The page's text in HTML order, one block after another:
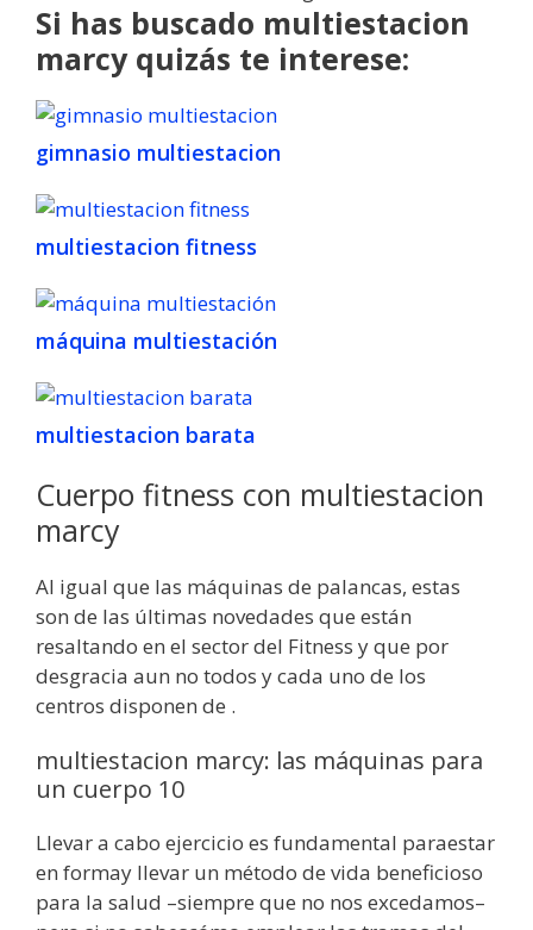
Si has buscado multiestacion
marcy quizás te interese:
gimnasio multiestacion
multiestacion fitness
máquina multiestación
multiestacion barata
Cuerpo fitness con multiestacion
marcy
Al igual que las máquinas de palancas, estas
son de las últimas novedades que están
resaltando en el sector del Fitness y que por
desgracia aun no todos y cada uno de los
centros disponen de .
multiestacion marcy: las máquinas para
un cuerpo 10
Llevar a cabo ejercicio es fundamental paraestar
en formay llevar un método de vida beneficioso
para la salud –siempre que no nos excedamos–